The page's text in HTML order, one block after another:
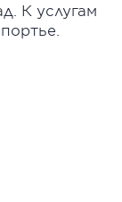
К услугам